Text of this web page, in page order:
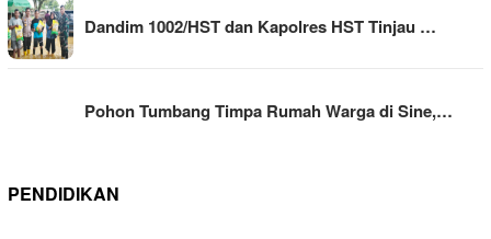
Dandim 1002/HST dan Kapolres HST Tinjau …
Pohon Tumbang Timpa Rumah Warga di Sine,…
PENDIDIKAN